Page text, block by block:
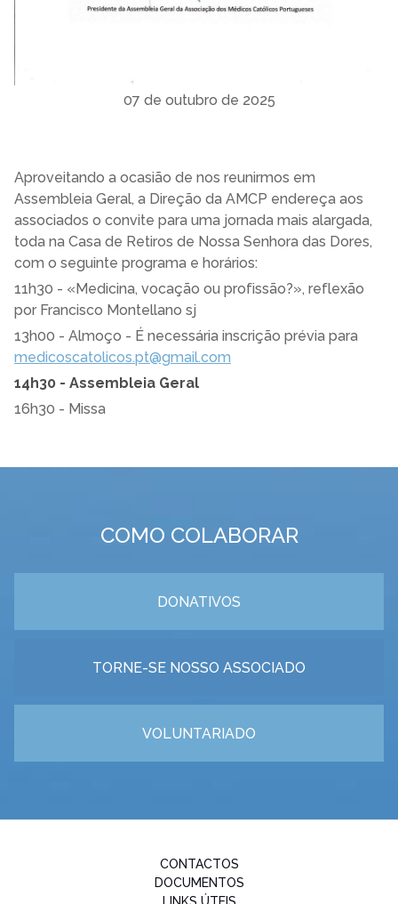
07 de outubro de 2025
Aproveitando a ocasião de nos reunirmos em
Assembleia Geral, a Direção da AMCP endereça aos
associados o convite para uma jornada mais alargada,
toda na Casa de Retiros de Nossa Senhora das Dores,
com o seguinte programa e horários:
11h30 - «Medicina, vocação ou profissão?», reflexão
por Francisco Montellano sj
13h00 - Almoço - É necessária inscrição prévia para
medicoscatolicos.pt@gmail.com
14h30 - Assembleia Geral
16h30 - Missa
COMO COLABORAR
DONATIVOS
TORNE-SE NOSSO ASSOCIADO
VOLUNTARIADO
CONTACTOS
DOCUMENTOS